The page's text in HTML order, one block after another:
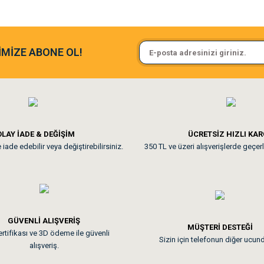
ve paketlemesine bayıldım
Sa**** On******
Pamuk için aradığım tüm
Uygun fiyatta olması iyi.
gün elime ulaştı. Jack russell köpeğim severek yedi. Tüy
ABONE OL!
İADE & DEĞİŞİM
iade edebilir veya değiştirebilirsiniz.
ÜCRETSİZ HIZLI
350 TL ve üzeri alışverişlerde
GÜVENLİ ALIŞVERİŞ
ve 3D ödeme ile güvenli
alışveriş.
MÜŞTERİ DESTEĞİ
Sizin için telefonun diğer